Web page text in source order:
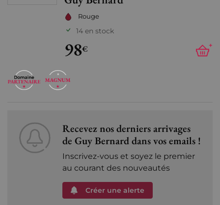
Rouge
14 en stock
98€ +
Recevez nos derniers arrivages
de Guy Bernard dans vos emails !
Inscrivez-vous et soyez le premier
au courant des nouveautés
Créer une alerte